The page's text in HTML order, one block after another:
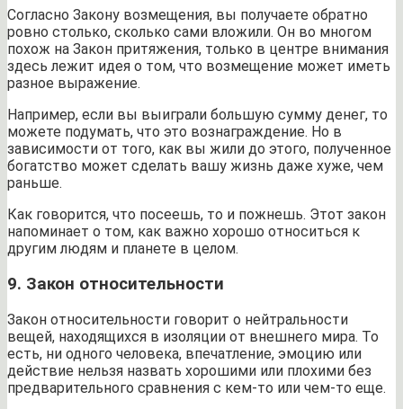
Согласно Закону возмещения, вы получаете обратно
ровно столько, сколько сами вложили. Он во многом
похож на Закон притяжения, только в центре внимания
здесь лежит идея о том, что возмещение может иметь
разное выражение.
Например, если вы выиграли большую сумму денег, то
можете подумать, что это вознаграждение. Но в
зависимости от того, как вы жили до этого, полученное
богатство может сделать вашу жизнь даже хуже, чем
раньше.
Как говорится, что посеешь, то и пожнешь. Этот закон
напоминает о том, как важно хорошо относиться к
другим людям и планете в целом.
9. Закон относительности
Закон относительности говорит о нейтральности
вещей, находящихся в изоляции от внешнего мира. То
есть, ни одного человека, впечатление, эмоцию или
действие нельзя назвать хорошими или плохими без
предварительного сравнения с кем-то или чем-то еще.